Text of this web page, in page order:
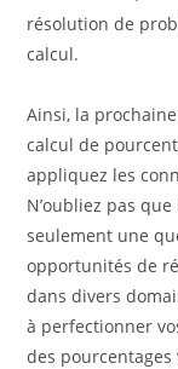
résolution de
calcul.
Ainsi, la
calcul de
appliquez les
N’oubliez pas
seulement une
opportunités de
dans divers
à perfectionner
des pourcentages